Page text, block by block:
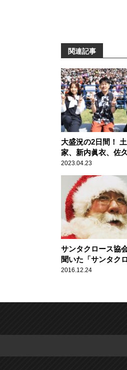
関連記事
大盛況の2日間！
家、新内眞衣、佐
の、ラブライブ！
三宅裕司、イルカ
「ニッポン放送
日比谷2023」
2023.04.23
サンタクロース協
聞いた「サンタク
法」八木亜希子
2016.12.24